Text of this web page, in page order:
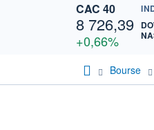
CAC 40
8 726,39
+0,66%
Bourse